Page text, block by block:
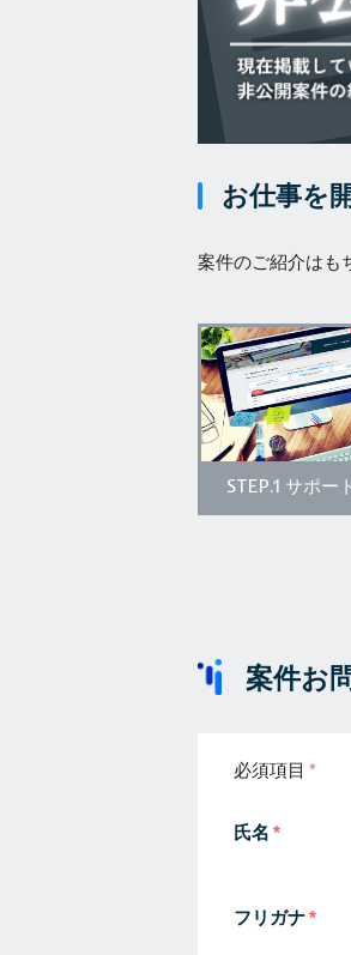
お仕事を
案件のご紹介はも
STEP.1 サポー
案件お
必須項目
氏名
フリガナ